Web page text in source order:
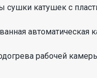
сушки катушек с
автоматическая
рабочей